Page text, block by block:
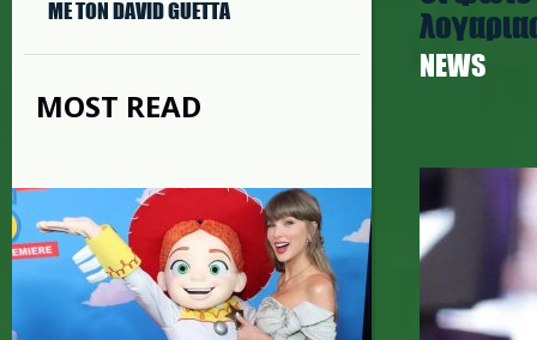
ΜΕ ΤΟΝ DAVID GUETTA
MOST READ
NEWS
m.jpg